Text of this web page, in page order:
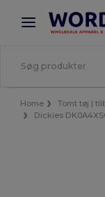
× Bedre
Home Tomt tøj |
Dickies